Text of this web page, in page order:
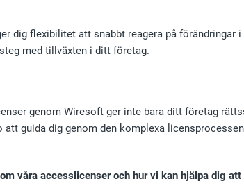
dig flexibilitet att snabbt reagera på
med tillväxten i ditt företag.
genom Wiresoft ger inte bara ditt företag
att guida dig genom den komplexa
våra accesslicenser och hur vi kan hjälpa dig att